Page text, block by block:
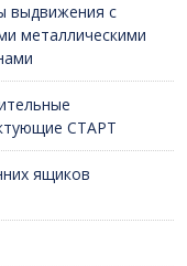
выдвижения с
металлическими
СТАРТ
ящиков